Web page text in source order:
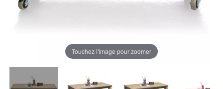
Touchez l'image pour zoomer